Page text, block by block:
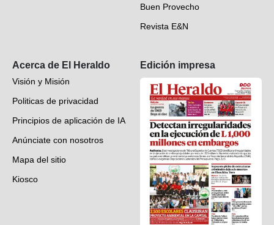
Buen Provecho
Revista E&N
Acerca de El Heraldo
Visión y Misión
Politicas de privacidad
Principios de aplicación de IA
Anúnciate con nosotros
Mapa del sitio
Kiosco
Edición impresa